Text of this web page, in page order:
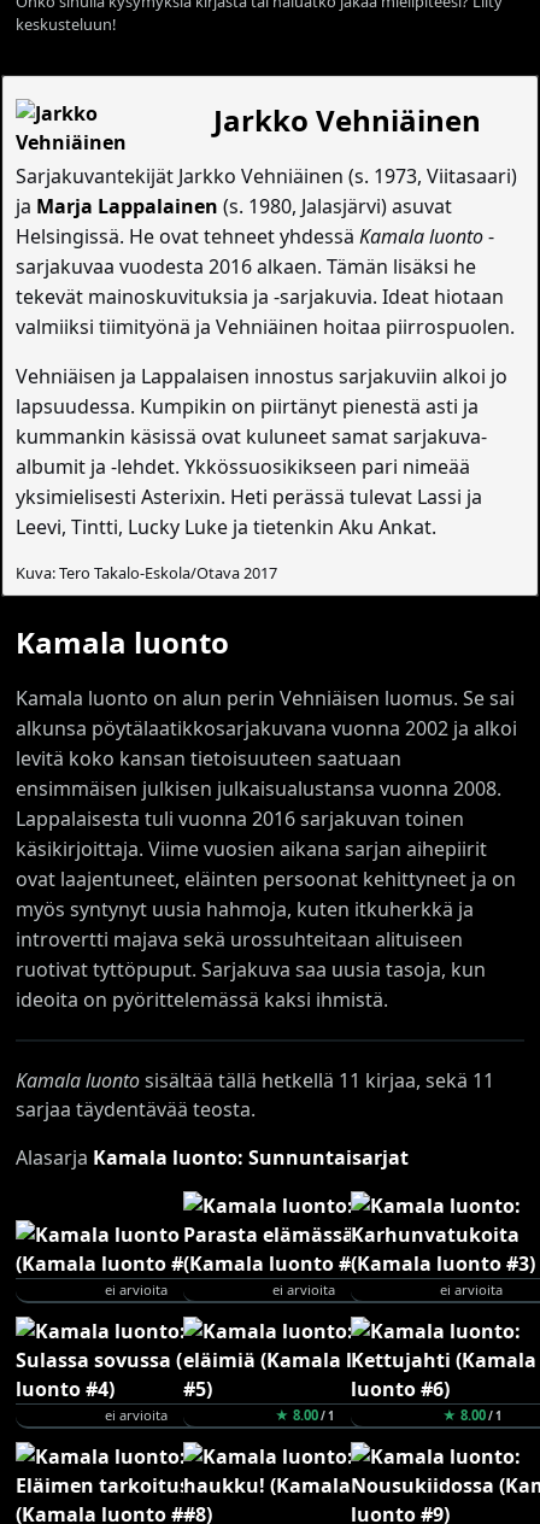
keskusteluun!
Jarkko Vehniäinen
Sarjakuvantekijät Jarkko Vehniäinen (s. 1973, Viitasaari)
ja Marja Lappalainen (s. 1980, Jalasjärvi) asuvat
Helsingissä. He ovat tehneet yhdessäKamala luonto-
sarjakuvaa vuodesta 2016 alkaen. Tämän lisäksi he
tekevät mainoskuvituksia ja -sarjakuvia. Ideat hiotaan
valmiiksi tiimityönä ja Vehniäinen hoitaa piirrospuolen.
Vehniäisen ja Lappalaisen innostus sarjakuviin alkoi jo
lapsuudessa. Kumpikin on piirtänyt pienestä asti ja
kummankin käsissä ovat kuluneet samat sarjakuva-
albumit ja -lehdet. Ykkössuosikikseen pari nimeää
yksimielisesti Asterixin. Heti perässä tulevat Lassi ja
Leevi, Tintti, Lucky Luke ja tietenkin Aku Ankat.
Kuva: Tero Takalo-Eskola/Otava 2017
Kamala luonto
Kamala luonto on alun perin Vehniäisen luomus. Se sai
alkunsa pöytälaatikkosarjakuvana vuonna 2002 ja alkoi
levitä koko kansan tietoisuuteen saatuaan
ensimmäisen julkisen julkaisualustansa vuonna 2008.
Lappalaisesta tuli vuonna 2016 sarjakuvan toinen
käsikirjoittaja. Viime vuosien aikana sarjan aihepiirit
ovat laajentuneet, eläinten persoonat kehittyneet ja on
myös syntynyt uusia hahmoja, kuten itkuherkkä ja
introvertti majava sekä urossuhteitaan alituiseen
ruotivat tyttöpuput. Sarjakuva saa uusia tasoja, kun
ideoita on pyörittelemässä kaksi ihmistä.
Kamala luontosisältää tällä hetkellä 11 kirjaa, sekä 11
sarjaa täydentävää teosta.
Alasarja Kamala luonto: Sunnuntaisarjat
ei arvioita ei arvioita ei arvioita
ei arvioita ★ 8.00/ 1 ★ 8.00/ 1